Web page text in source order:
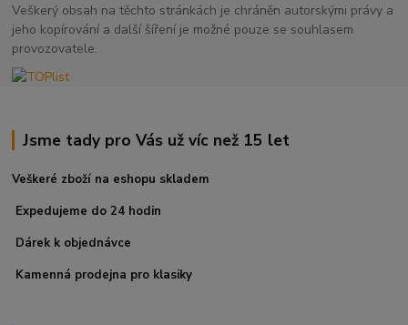
Veškerý obsah na těchto stránkách je chráněn autorskými právy a
jeho kopírování a další šíření je možné pouze se souhlasem
provozovatele.
Jsme tady pro Vás už víc než 15 let
Veškeré zboží na eshopu skladem
Expedujeme do 24 hodin
Dárek k objednávce
Kamenná prodejna pro klasiky